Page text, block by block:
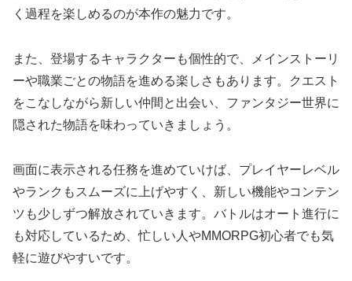
く過程を楽しめるのが本作の魅力です。
また、登場するキャラクターも個性的で、メインストーリ
ーや職業ごとの物語を進める楽しさもあります。クエスト
をこなしながら新しい仲間と出会い、ファンタジー世界に
隠された物語を味わっていきましょう。
画面に表示される任務を進めていけば、プレイヤーレベル
やランクもスムーズに上げやすく、新しい機能やコンテン
ツも少しずつ解放されていきます。バトルはオート進行に
も対応しているため、忙しい人やMMORPG初心者でも気
軽に遊びやすいです。